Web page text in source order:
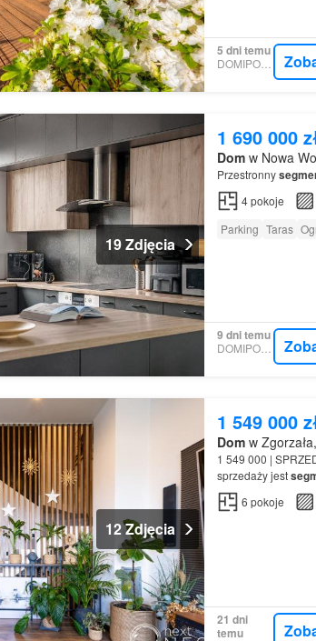
5 dni temu
DOMIPORTA
19 Zdjęcia
1 690 000
Domw Nowa
Przestronny
4pokoje
Parking Taras
9 dni temu
DOMIPORTA
12 Zdjęcia
1 549 000
Domw
1 549 000 |
sprzedaży jest
158,93 domu -
6 pokoje
21 dni
temu